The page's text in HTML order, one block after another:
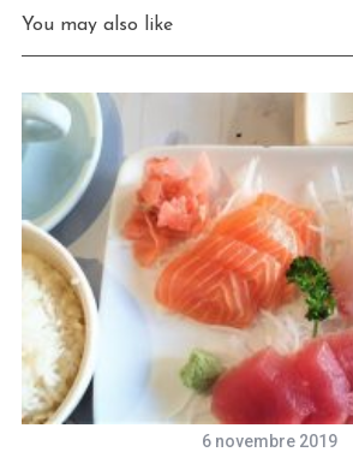
You may also like
6 novembre 2019